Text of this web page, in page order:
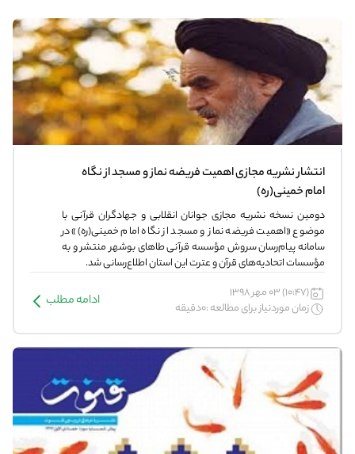
انتشار نشریه مجازی اهمیت فریضه نماز و مسجد از نگاه
امام خمینی(ره)
دومین ﻧﺴﺨﻪ ﻧﺸﺮﯾﻪ مجازی ﺟﻮﺍﻧﺎﻥ ﺍﻧﻘﻼ‌ﺑﯽ ﻭ ﺟﻬﺎﺩﮔﺮﺍﻥ ﻗﺮﺁﻧﯽ ﺑﺎ
ﻣﻮﺿﻮﻉ «اهمیت فریضه نماز و مسجد از نگاه امام خمینی(ره)» ﺩﺭ
ﺳﺎﻣﺎﻧﻪ ﭘﯿﺎﻡ‌ﺭﺳﺎﻥ سروش ﻣﺆﺳﺴﻪ ﻗﺮﺁﻧﯽ ﻃﺎﻫﺎﯼ ﺑﻮﺷﻬﺮ منتشر و به
ﻣﺆﺳﺴﺎﺕ ﺍﺗﺤﺎﺩﯾﻪ‌ﻫﺎﯼ ﻗﺮﺁﻥ ﻭ ﻋﺘﺮﺕ این استان ﺍﻃﻼ‌ﻉ‌ﺭﺳﺎﻧﯽ ﺷﺪ.
(10:47) 03 مهر 1398
زمان موردنیاز برای مطالعه :0دقیقه
ادامه مطلب